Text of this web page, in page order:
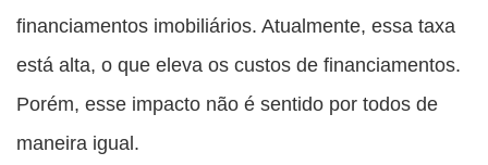
financiamentos imobiliários. Atualmente, essa taxa
está alta, o que eleva os custos de financiamentos.
Porém, esse impacto não é sentido por todos de
maneira igual.